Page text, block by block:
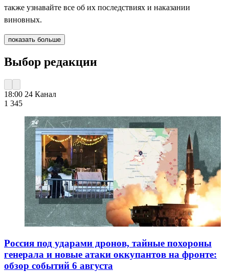
также узнавайте все об их последствиях и наказании
виновных.
показать больше
Выбор редакции
18:00 24 Канал
1 345
Россия под ударами дронов, тайные похороны
генерала и новые атаки оккупантов на фронте:
обзор событий 6 августа